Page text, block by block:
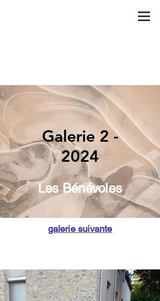
Galerie 2 -
2024
Les Bénévoles
galerie suivante